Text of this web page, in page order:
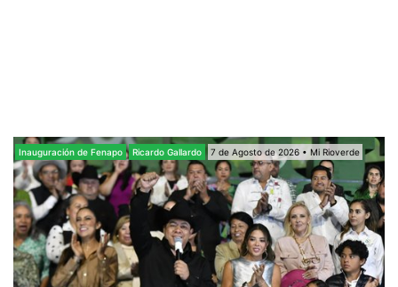
Inauguración de Fenapo Ricardo Gallardo 7 de Agosto de 2026 • Mi Rioverde